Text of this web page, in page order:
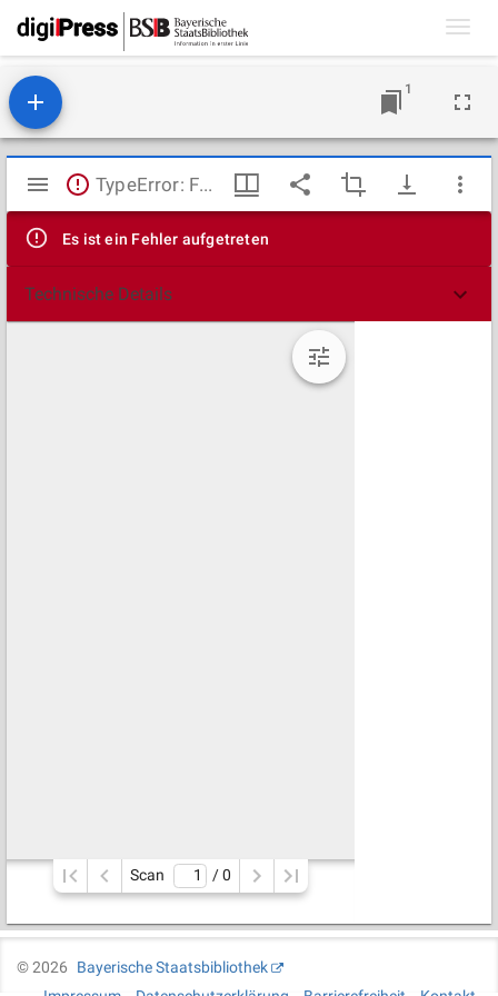
1
Mirador
Viewer
TypeError: Failed to fetch
Es ist ein Fehler aufgetreten
Technische Details
Scan / 0
©2026
Bayerische Staatsbibliothek